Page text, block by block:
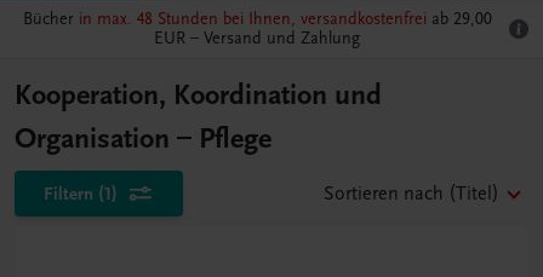
Bücher in max. 48 Stunden bei Ihnen, versandkostenfrei ab 29,00
EUR – Versand und Zahlung
Kooperation, Koordination und
Organisation – Pflege
Filtern (1) Sortieren nach (Titel)